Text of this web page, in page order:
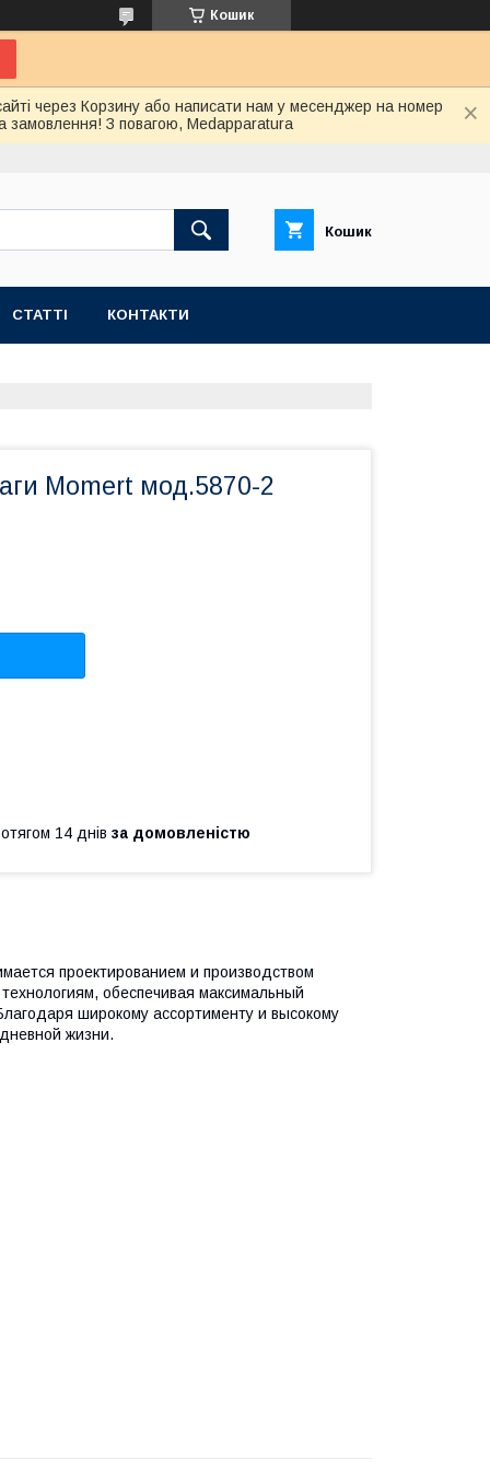
Кошик
через Корзину або написати нам у месенджер на номер
замовлення! З повагою, Medapparatura
Кошик
СТАТТІ КОНТАКТИ
Momert мод.5870-2
14 днів за домовленістю
проектированием и производством
обеспечивая максимальный
широкому ассортименту и высокому
жизни.